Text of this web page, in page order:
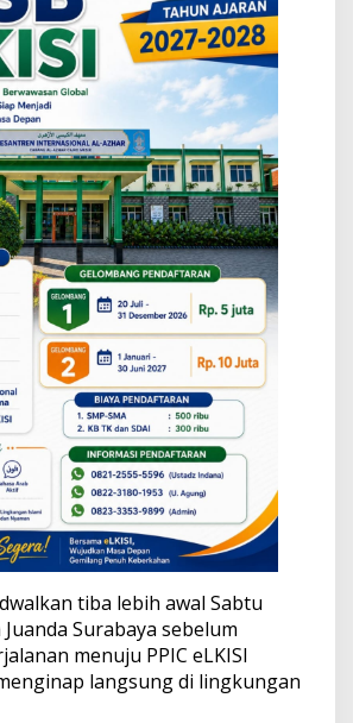
tiba lebih awal Sabtu
Surabaya sebelum
menuju PPIC eLKISI
langsung di lingkungan